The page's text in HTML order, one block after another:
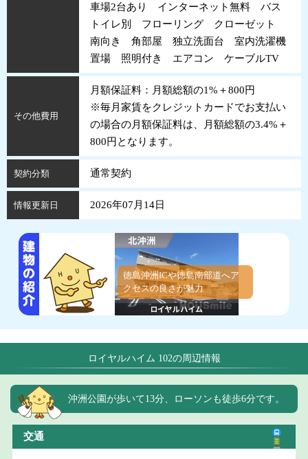
車場2台あり インターネット無料 バス
トイレ別 フローリング クローゼット
南向き 角部屋 独立洗面台 室内洗濯機
置場 照明付き エアコン ケーブルTV
その他費用
月額保証料：月額総額の1%＋800円
※毎月家賃をクレジットカードでお支払い
の場合の月額保証料は、月額総額の3.4%＋
800円となります。
契約分類 通常契約
情報更新日 2026年07月14日
徳島沖洲ICや徳島南部道へア
クセスの良さが魅力
ロイヤルハイム 102の周辺情報
沖洲公園が歩いて13分、ローソンも徒歩6分です。
交通